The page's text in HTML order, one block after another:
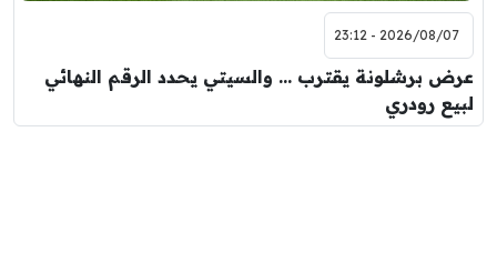
2026/08/07 - 23:12
عرض برشلونة يقترب … والسيتي يحدد الرقم النهائي
لبيع رودري